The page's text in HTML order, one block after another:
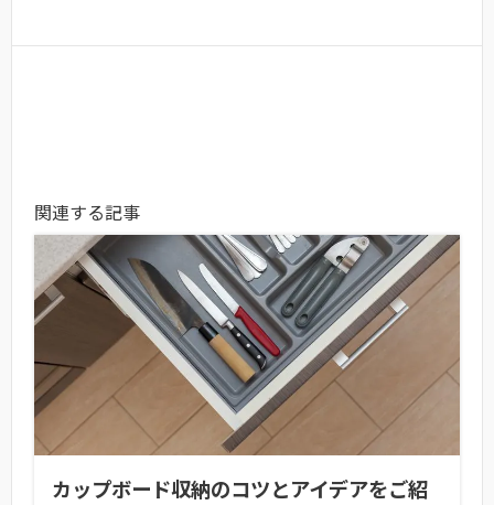
関連する記事
カップボード収納のコツとアイデアをご紹